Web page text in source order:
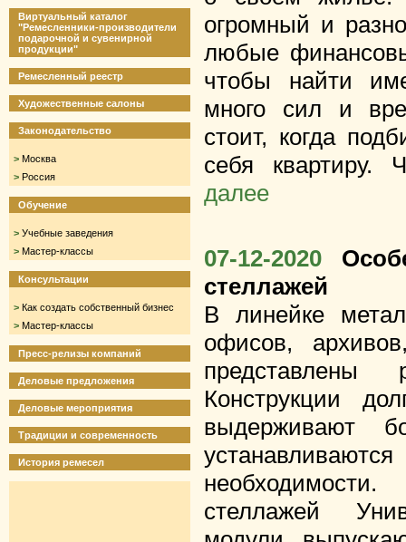
Виртуальный каталог
"Ремесленники-производители
подарочной и сувенирной
продукции"
Ремесленный реестр
Художественные салоны
Законодательство
> Москва
> Россия
Обучение
> Учебные заведения
> Мастер-классы
Консультации
> Как создать собственный бизнес
> Мастер-классы
Пресс-релизы компаний
Деловые предложения
Деловые мероприятия
Традиции и современность
История ремесел
огромный и
любые
чтобы найти
много сил и
стоит, когда
себя квартиру.
далее
07-12-2020
стеллажей
В линейке
офисов,
представлены
Конструкции
выдерживают
стеллажей